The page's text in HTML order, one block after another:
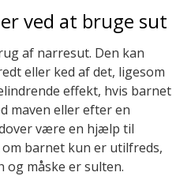
ved at bruge sut
af narresut. Den kan
eller ked af det, ligesom
effekt, hvis barnet
maven eller efter en
være en hjælp til
barnet kun er utilfreds,
og måske er sulten.